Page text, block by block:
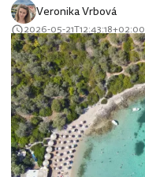
Veronika Vrbová
2026-05-21T12:43:18+02:00